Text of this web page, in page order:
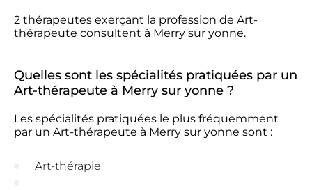
2 thérapeutes exerçant la profession de Art-
thérapeute consultent à Merry sur yonne.
Quelles sont les spécialités pratiquées par un
Art-thérapeute à Merry sur yonne ?
Les spécialités pratiquées le plus fréquemment
par un Art-thérapeute à Merry sur yonne sont :
Art-thérapie